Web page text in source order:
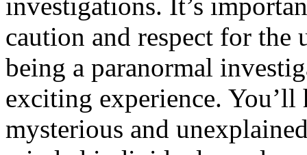
caution and respect for the
being a paranormal
exciting experience.
mysterious and